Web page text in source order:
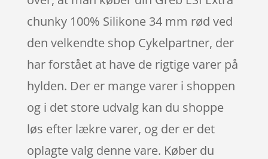
chunky 100% Silikone 34 mm rød ved
den velkendte shop Cykelpartner, der
har forstået at have de rigtige varer på
hylden. Der er mange varer i shoppen
og i det store udvalg kan du shoppe
løs efter lækre varer, og der er det
oplagte valg denne vare. Køber du